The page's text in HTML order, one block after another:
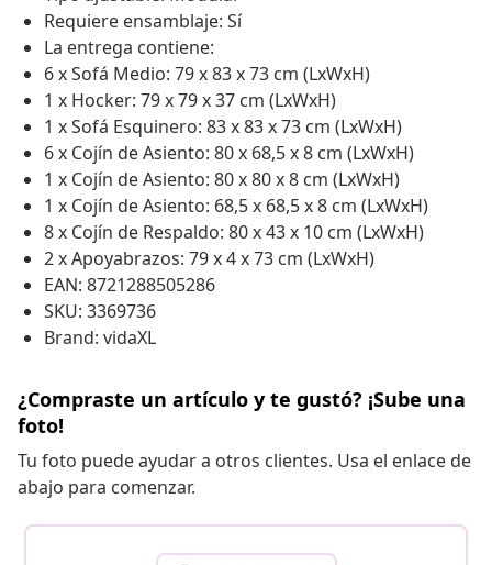
Requiere ensamblaje: Sí
La entrega contiene:
6 x Sofá Medio: 79 x 83 x 73 cm (LxWxH)
1 x Hocker: 79 x 79 x 37 cm (LxWxH)
1 x Sofá Esquinero: 83 x 83 x 73 cm (LxWxH)
6 x Cojín de Asiento: 80 x 68,5 x 8 cm (LxWxH)
1 x Cojín de Asiento: 80 x 80 x 8 cm (LxWxH)
1 x Cojín de Asiento: 68,5 x 68,5 x 8 cm (LxWxH)
8 x Cojín de Respaldo: 80 x 43 x 10 cm (LxWxH)
2 x Apoyabrazos: 79 x 4 x 73 cm (LxWxH)
EAN: 8721288505286
SKU: 3369736
Brand: vidaXL
¿Compraste un artículo y te gustó? ¡Sube una
foto!
Tu foto puede ayudar a otros clientes. Usa el enlace de
abajo para comenzar.